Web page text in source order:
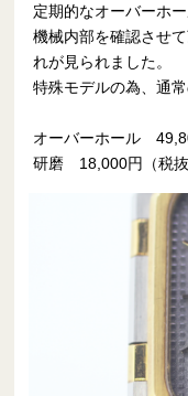
定期的なオーバーホ
機械内部を確認させ
れが見られました。
特殊モデルの為、通
オーバーホール
研磨 18,000円（税抜